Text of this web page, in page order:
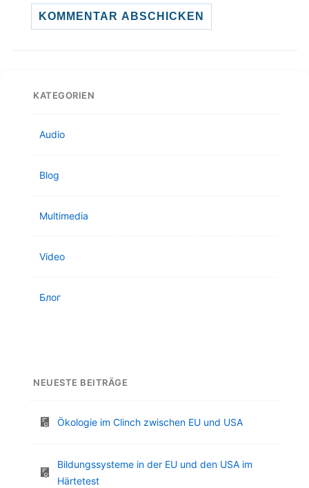
KATEGORIEN
Audio
Blog
Multimedia
Video
Блог
NEUESTE BEITRÄGE
Ökologie im Clinch zwischen EU und USA
Bildungssysteme in der EU und den USA im
Härtetest